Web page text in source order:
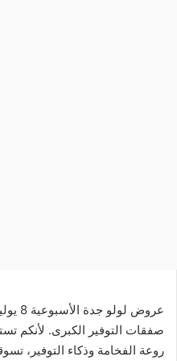
صفقات التوفير الكبرى. لأنكم
روعة الفخامة وذكاء التوفير،